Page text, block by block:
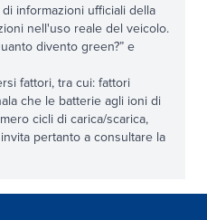
informazioni ufficiali della
nell'uso reale del veicolo.
divento green?” e
fattori, tra cui: fattori
che le batterie agli ioni di
cicli di carica/scarica,
pertanto a consultare la